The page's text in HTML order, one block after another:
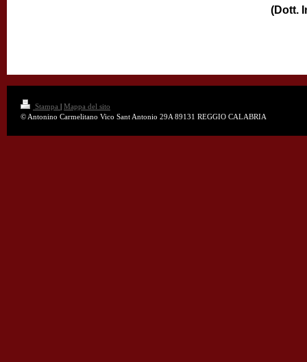
(Dott.
Stampa | Mappa del sito
© Antonino Carmelitano Vico Sant Antonio 29A 89131 REGGIO CALABRIA